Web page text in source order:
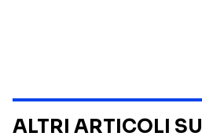
ALTRI ARTICOLI SU